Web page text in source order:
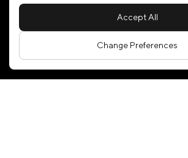
Copyright © 2026 Maguro Group Public
right reserved
Terms and Conditions Privacy Policy
Accept All
Change Preferences